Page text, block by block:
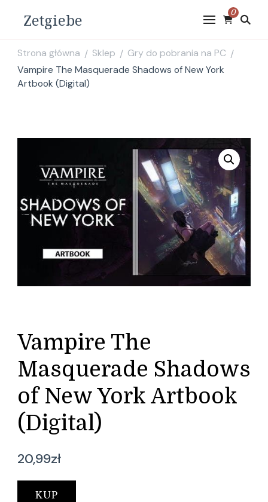
Zetgiebe 0
Strona główna / Sklep / Gry do pobrania na PC /
Vampire The Masquerade Shadows of New York
Artbook (Digital)
Vampire The
Masquerade Shadows
of New York Artbook
(Digital)
20,99zł
KUP